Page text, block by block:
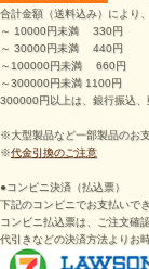
合計金額（送料込み）により
～ 10000円未満 330円
～ 30000円未満 440円
～100000円未満 660円
～300000円未満 1100円
300000円以上は、銀行振込、
※大型製品など一部製品のお
※代金引換のご注意
●コンビニ決済（払込票）
下記のコンビニでお支払いでき
コンビニ払込票は、ご注文確
代引きなどの決済方法よりお